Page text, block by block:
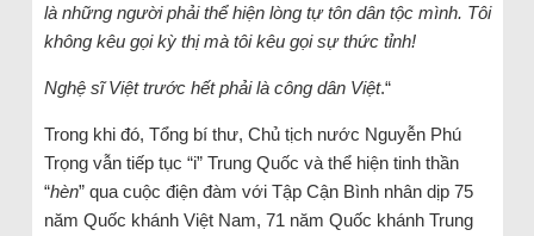
là những người phải thể hiện lòng tự tôn dân tộc mình. Tôi
không kêu gọi kỳ thị mà tôi kêu gọi sự thức tỉnh!
Nghệ sĩ Việt trước hết phải là công dân Việt.“
Trong khi đó, Tổng bí thư, Chủ tịch nước Nguyễn Phú
Trọng vẫn tiếp tục “i” Trung Quốc và thể hiện tinh thần
“hèn” qua cuộc điện đàm với Tập Cận Bình nhân dịp 75
năm Quốc khánh Việt Nam, 71 năm Quốc khánh Trung